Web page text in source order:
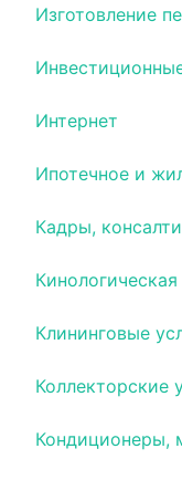
Изготовление
Интернет
Ипотечное и
Кадры,
Клининговые
Коллекторские
Кондиционеры,